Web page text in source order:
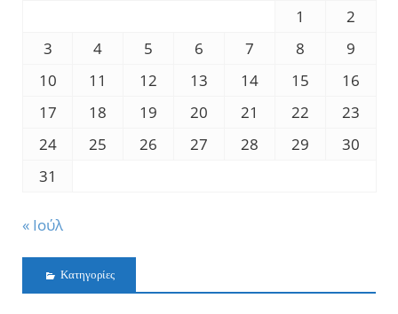
1
2
3
4 5 6 7 8
9
10
11 12 13 14 15
16
17
18 19 20 21 22
23
24
25 26 27 28 29
30
31
« Ιούλ
Kατηγορίες